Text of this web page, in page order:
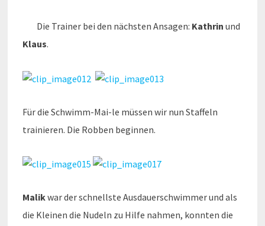
Die Trainer bei den nächsten Ansagen: Kathrin und
Klaus.
Für die Schwimm-Mai-le müssen wir nun Staffeln
trainieren. Die Robben beginnen.
Malikwar der schnellste Ausdauerschwimmer und als
die Kleinen die Nudeln zu Hilfe nahmen, konnten die